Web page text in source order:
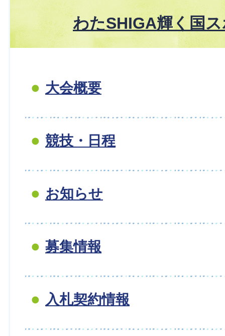
わたSHIGA輝く国
大会概要
競技・日程
お知らせ
募集情報
入札契約情報